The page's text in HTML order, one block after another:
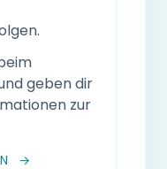
geben dir
zur
→